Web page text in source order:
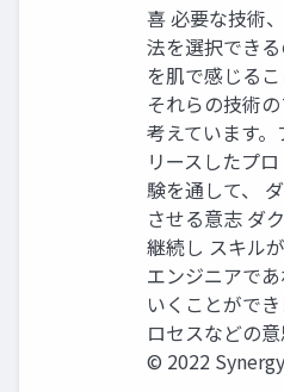
喜 必要な技術
法を選択できる
を肌で感じるこ
それらの技術
考えています。
リースしたプ
験を通して、
させる意志 ダ
継続し スキル
エンジニアで
いくことがで
ロセスなどの意
© 2022